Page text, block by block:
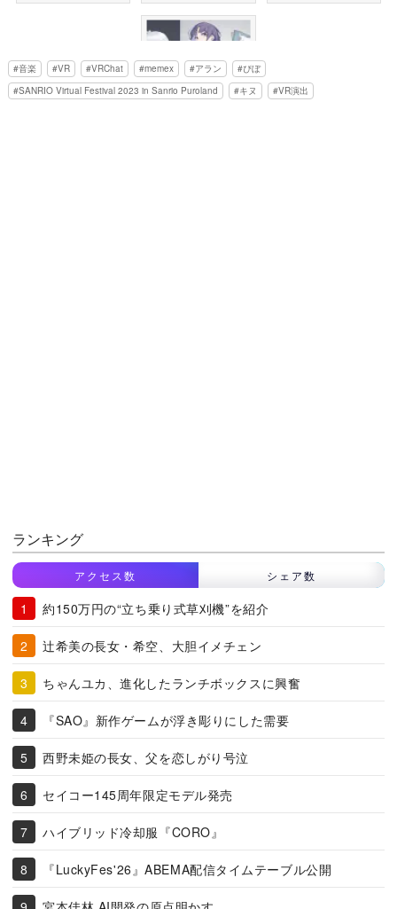
音楽 VR VRChat memex アラン
ぴぼ
SANRIO Virtual Festival 2023 in Sanrio Puroland
キヌ VR演出
ランキング
アクセス数 シェア数
約150万円の“立ち乗り式草刈機”を紹介
辻希美の長女・希空、大胆イメチェン
ちゃんユカ、進化したランチボックスに興奮
『SAO』新作ゲームが浮き彫りにした需要
西野未姫の長女、父を恋しがり号泣
セイコー145周年限定モデル発売
ハイブリッド冷却服『CORO』
『LuckyFes'26』ABEMA配信タイムテーブル公開